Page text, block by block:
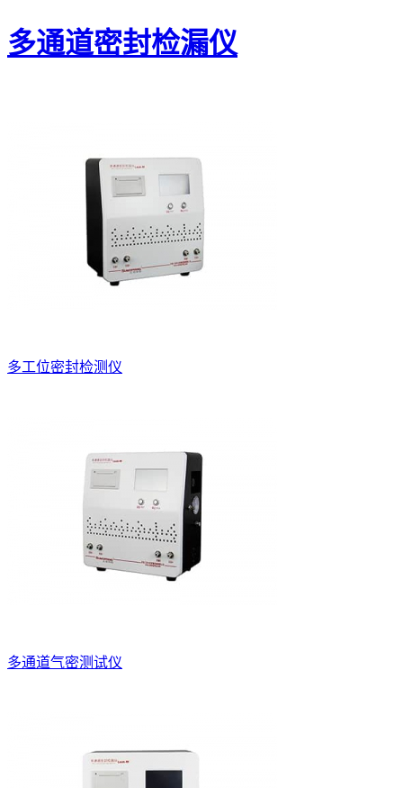
多通道密封检漏仪
多工位密封检测仪
多通道气密测试仪